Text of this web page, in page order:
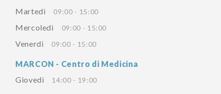
Martedì 09:00 - 15:00
Mercoledì 09:00 - 15:00
Venerdì 09:00 - 15:00
MARCON - Centro di Medicina
Giovedì
14:00 - 19:00